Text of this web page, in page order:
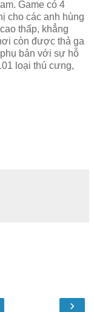
Game có 4
cho các anh hùng
thấp, khẳng
còn được thả ga
bản với sự hỗ
loại thú cưng,
›